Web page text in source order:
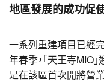
地區發展的成功促
一系列重建項目已經
年春季，「天王寺MIO
是在該區首次開將營